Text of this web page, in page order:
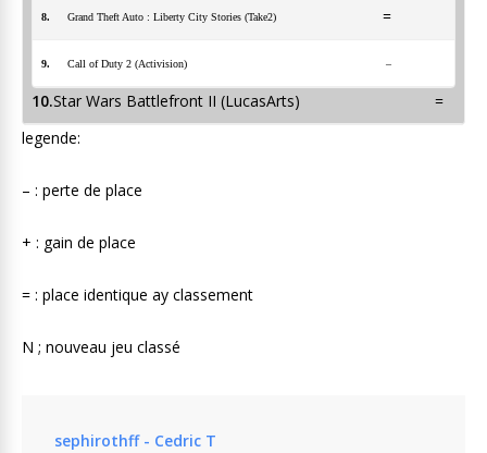
8. Grand Theft Auto : Liberty City Stories (Take2) =
9. Call of Duty 2 (Activision) –
10.Star Wars Battlefront II (LucasArts) =
legende:
– : perte de place
+ : gain de place
= : place identique ay classement
N ; nouveau jeu classé
sephirothff - Cedric T